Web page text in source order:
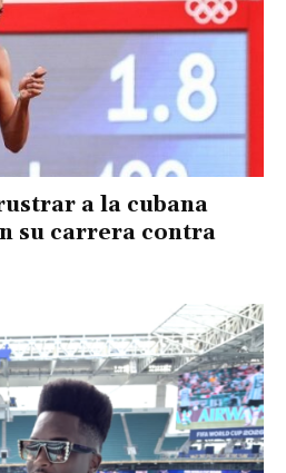
a la cubana
su carrera contra